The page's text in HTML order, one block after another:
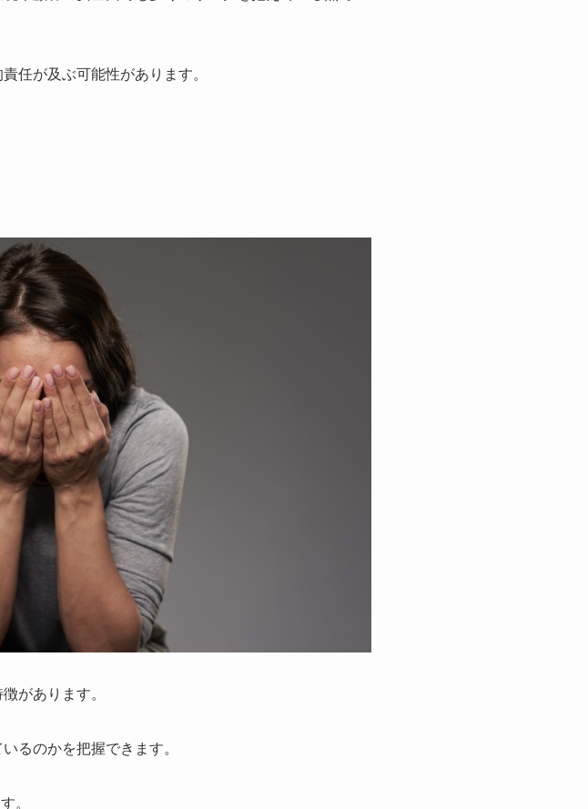
任が及ぶ可能性があります。
があります。
るのかを把握できます。
。